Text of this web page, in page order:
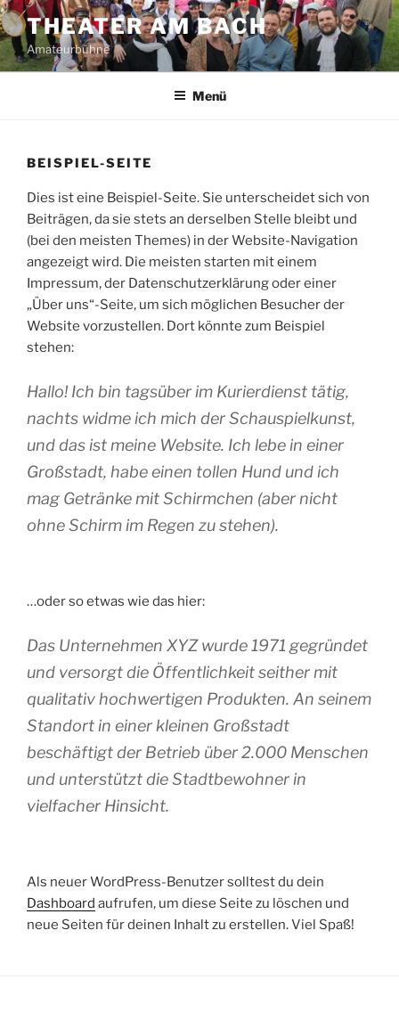
Zum
Inhalt
springen
THEATER AM BACH
Amateurbühne
Menü
BEISPIEL-SEITE
Dies ist eine Beispiel-Seite. Sie unterscheidet sich von
Beiträgen, da sie stets an derselben Stelle bleibt und
(bei den meisten Themes) in der Website-Navigation
angezeigt wird. Die meisten starten mit einem
Impressum, der Datenschutzerklärung oder einer
„Über uns“-Seite, um sich möglichen Besucher der
Website vorzustellen. Dort könnte zum Beispiel
stehen:
Hallo! Ich bin tagsüber im Kurierdienst tätig,
nachts widme ich mich der Schauspielkunst,
und das ist meine Website. Ich lebe in einer
Großstadt, habe einen tollen Hund und ich
mag Getränke mit Schirmchen (aber nicht
ohne Schirm im Regen zu stehen).
…oder so etwas wie das hier:
Das Unternehmen XYZ wurde 1971 gegründet
und versorgt die Öffentlichkeit seither mit
qualitativ hochwertigen Produkten. An seinem
Standort in einer kleinen Großstadt
beschäftigt der Betrieb über 2.000 Menschen
und unterstützt die Stadtbewohner in
vielfacher Hinsicht.
Als neuer WordPress-Benutzer solltest du dein
Dashboard aufrufen, um diese Seite zu löschen und
neue Seiten für deinen Inhalt zu erstellen. Viel Spaß!